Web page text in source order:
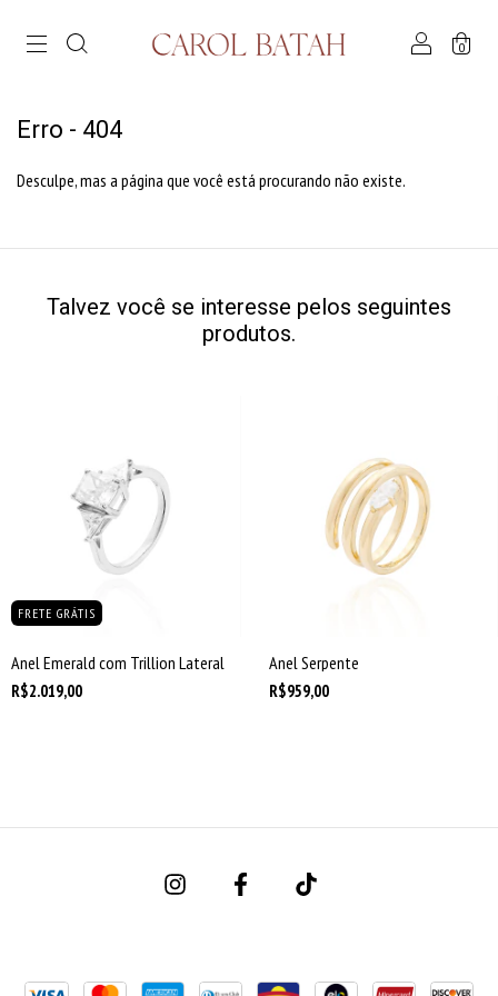
0
Erro - 404
Desculpe, mas a página que você está procurando não existe.
Talvez você se interesse pelos seguintes
produtos.
FRETE GRÁTIS
Anel Emerald com Trillion Lateral
R$2.019,00
Anel Serpente
R$959,00